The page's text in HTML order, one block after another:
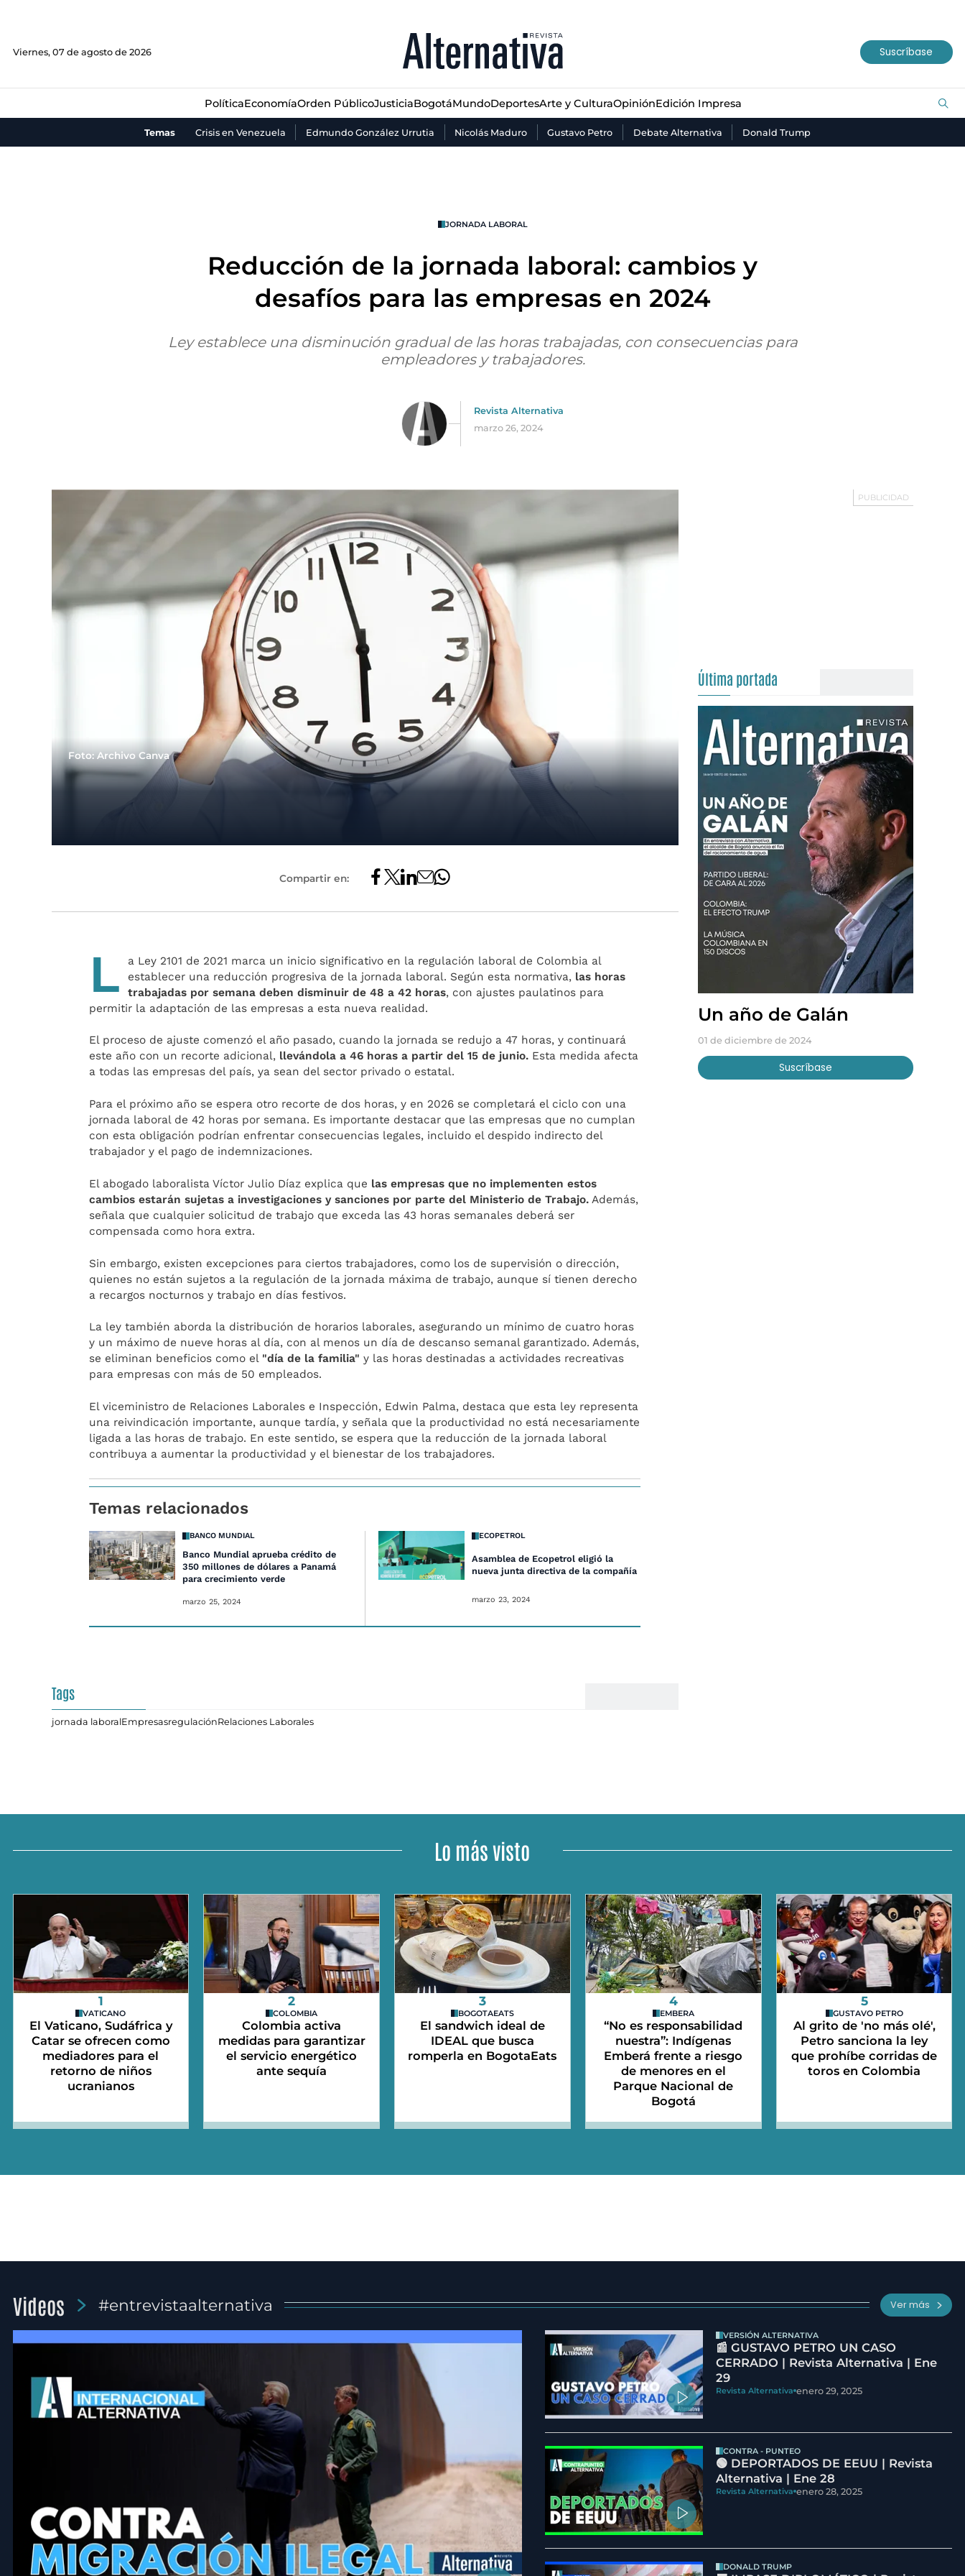
Viernes, 07 de agosto de 2026 Suscríbase
PolíticaEconomíaOrden PúblicoJusticiaBogotáMundoDeportesArte y CulturaOpiniónEdición Impresa
Temas Crisis en Venezuela Edmundo González Urrutia Nicolás Maduro Gustavo Petro Debate Alternativa Donald Trump
JusticiaBogotáMundo Deportes Arte y Cultura
JORNADA LABORAL
Reducción de la jornada laboral: cambios y
desafíos para las empresas en 2024
Ley establece una disminución gradual de las horas trabajadas, con consecuencias para
empleadores y trabajadores.
Revista Alternativa
marzo 26, 2024
Foto: Archivo Canva
Compartir en:
L
a Ley 2101 de 2021 marca un inicio significativo en la regulación laboral de Colombia al
establecer una reducción progresiva de la jornada laboral. Según esta normativa, las horas
trabajadas por semana deben disminuir de 48 a 42 horas, con ajustes paulatinos para
permitir la adaptación de las empresas a esta nueva realidad.
El proceso de ajuste comenzó el año pasado, cuando la jornada se redujo a 47 horas, y continuará
este año con un recorte adicional, llevándola a 46 horas a partir del 15 de junio. Esta medida afecta
a todas las empresas del país, ya sean del sector privado o estatal.
Para el próximo año se espera otro recorte de dos horas, y en 2026 se completará el ciclo con una
jornada laboral de 42 horas por semana. Es importante destacar que las empresas que no cumplan
con esta obligación podrían enfrentar consecuencias legales, incluido el despido indirecto del
trabajador y el pago de indemnizaciones.
El abogado laboralista Víctor Julio Díaz explica que las empresas que no implementen estos
cambios estarán sujetas a investigaciones y sanciones por parte del Ministerio de Trabajo. Además,
señala que cualquier solicitud de trabajo que exceda las 43 horas semanales deberá ser
compensada como hora extra.
Sin embargo, existen excepciones para ciertos trabajadores, como los de supervisión o dirección,
quienes no están sujetos a la regulación de la jornada máxima de trabajo, aunque sí tienen derecho
a recargos nocturnos y trabajo en días festivos.
La ley también aborda la distribución de horarios laborales, asegurando un mínimo de cuatro horas
y un máximo de nueve horas al día, con al menos un día de descanso semanal garantizado. Además,
se eliminan beneficios como el "día de la familia" y las horas destinadas a actividades recreativas
para empresas con más de 50 empleados.
El viceministro de Relaciones Laborales e Inspección, Edwin Palma, destaca que esta ley representa
una reivindicación importante, aunque tardía, y señala que la productividad no está necesariamente
ligada a las horas de trabajo. En este sentido, se espera que la reducción de la jornada laboral
contribuya a aumentar la productividad y el bienestar de los trabajadores.
Temas relacionados
BANCO MUNDIAL
Banco Mundial aprueba crédito de
350 millones de dólares a Panamá
para crecimiento verde
marzo 25, 2024
ECOPETROL
Asamblea de Ecopetrol eligió la
nueva junta directiva de la compañía
marzo 23, 2024
Tags
jornada laboralEmpresasregulaciónRelaciones Laborales
Última portada
Un año de Galán
01 de diciembre de 2024
Suscríbase
Lo más visto
1
VATICANO
El Vaticano, Sudáfrica y
Catar se ofrecen como
mediadores para el
retorno de niños
ucranianos
2
COLOMBIA
Colombia activa
medidas para garantizar
el servicio energético
ante sequía
3
BOGOTAEATS
El sandwich ideal de
IDEAL que busca
romperla en BogotaEats
4
EMBERA
“No es responsabilidad
nuestra”: Indígenas
Emberá frente a riesgo
de menores en el
Parque Nacional de
Bogotá
5
GUSTAVO PETRO
Al grito de 'no más olé',
Petro sanciona la ley
que prohíbe corridas de
toros en Colombia
Videos #entrevistaalternativa Ver más
VERSIÓN ALTERNATIVA
📰 GUSTAVO PETRO UN CASO
CERRADO | Revista Alternativa | Ene
29
Revista Alternativa enero 29, 2025
CONTRA - PUNTEO
🟢 DEPORTADOS DE EEUU | Revista
Alternativa | Ene 28
Revista Alternativa enero 28, 2025
DONALD TRUMP